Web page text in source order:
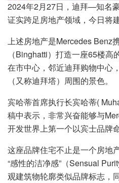
2024年2月27日，迪拜—知名
证实跨足房地产领域，今日将
上述房地产是Mercedes Benz
（Binghatti）打造一座65楼
在市中心，邻近迪拜购物中心
（又称迪拜塔）周围的景色。
宾哈蒂首席执行长宾哈蒂(
稿中表示，非常兴奋能够与
开发世界上第一个以宾士品牌
这座品牌住宅不止是一个房地
“感性的洁净感”（Sensual
观建筑物轮廓类似品牌标志，